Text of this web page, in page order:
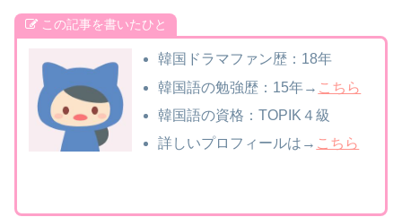
この記事を書いたひと
韓国ドラマファン歴：18年
韓国語の勉強歴：15年→ こちら
韓国語の資格：TOPIK４級
詳しいプロフィールは→ こちら